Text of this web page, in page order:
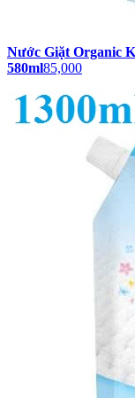
Nước Giặt Organic
580ml85,000